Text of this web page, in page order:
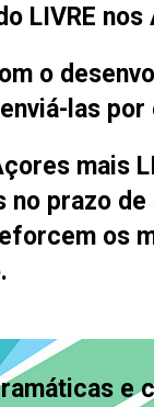
LIVRE
o
las
mais
prazo
os